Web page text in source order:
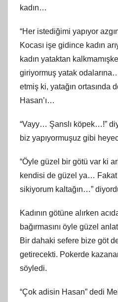
kadın…
“Her istediğimi yapıyor
Kocası işe gidince kadın
kadın yataktan
giriyormuş yatak
etmiş ki, yatağın ortasında
Hasan’ı…
“Vayy… Şanslı köpek…!”
biz yapıyormuşuz gibi
“Öyle güzel bir götü var ki
kendisi de güzel ya… Fakat
sikiyorum kaltağın…”
Kadının götüne alırken
bağırmasını öyle güzel
Bir dahaki sefere bize göt
getirecekti. Pokerde
söyledi.
“Çok adisin Hasan” dedi